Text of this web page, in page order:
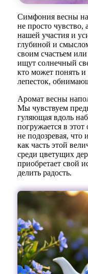
Симфония весны
не просто чувство,
нашей участия и
глубиной и
своим счастьем
ищут солнечный
кто может понять
лепесток,
Аромат весны
Мы чувствуем
гуляющая вдоль
погружается в
не подозревая, что
как часть этой
среди цветущих
приобретает свой
делить радость.